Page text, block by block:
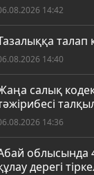
14:42
талап
14:40
салық
14:36
облысында
дерегі